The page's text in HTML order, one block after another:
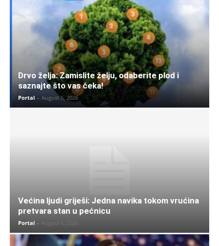
Drvo želja: Zamislite želju, odaberite plod i
saznajte što vas čeka!
Portal - August 6, 2026
Većina ljudi griješi: Jedna navika tokom vrućina
pretvara stan u pećnicu
Portal - August 6, 2026